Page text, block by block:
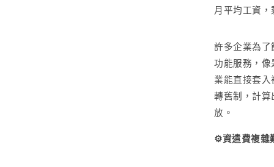
月平均工資
許多企業為了
功能服務，像
業能直接套
轉舊制，計算
放。
⚙️資遣費複